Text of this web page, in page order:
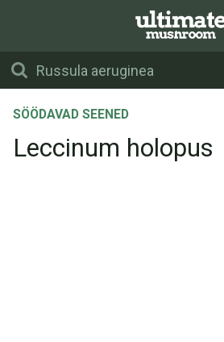
SÖÖDAVAD SEENED
Leccinum holopus